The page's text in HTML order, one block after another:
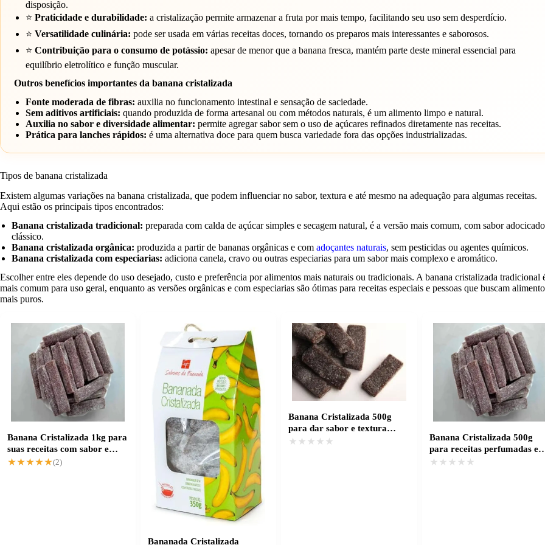
disposição.
⭐Praticidade e durabilidade: a cristalização permite armazenar a fruta por mais tempo, facilitando seu uso sem desperdício.
⭐Versatilidade culinária: pode ser usada em várias receitas doces, tornando os preparos mais interessantes e saborosos.
⭐Contribuição para o consumo de potássio: apesar de menor que a banana fresca, mantém parte deste mineral essencial para
equilíbrio eletrolítico e função muscular.
Outros benefícios importantes da banana cristalizada
Fonte moderada de fibras: auxilia no funcionamento intestinal e sensação de saciedade.
Sem aditivos artificiais: quando produzida de forma artesanal ou com métodos naturais, é um alimento limpo e natural.
Auxilia no sabor e diversidade alimentar: permite agregar sabor sem o uso de açúcares refinados diretamente nas receitas.
Prática para lanches rápidos: é uma alternativa doce para quem busca variedade fora das opções industrializadas.
Tipos de banana cristalizada
Existem algumas variações na banana cristalizada, que podem influenciar no sabor, textura e até mesmo na adequação para algumas receitas.
Aqui estão os principais tipos encontrados:
Banana cristalizada tradicional: preparada com calda de açúcar simples e secagem natural, é a versão mais comum, com sabor adocicado
clássico.
Banana cristalizada orgânica: produzida a partir de bananas orgânicas e comadoçantes naturais, sem pesticidas ou agentes químicos.
Banana cristalizada com especiarias: adiciona canela, cravo ou outras especiarias para um sabor mais complexo e aromático.
Escolher entre eles depende do uso desejado, custo e preferência por alimentos mais naturais ou tradicionais. A banana cristalizada tradicional
mais comum para uso geral, enquanto as versões orgânicas e com especiarias são ótimas para receitas especiais e pessoas que buscam
mais puros.
Banana Cristalizada 1kg para
suas receitas com sabor e
textura únicos
★★★★★
★★★★★(2)
Bananada Cristalizada
Banana Cristalizada 500g
para dar sabor e textura
incomparáveis
★★★★★
★★★★★
Banana Cristalizada 500g
para receitas perfumadas e
saborosas
★★★★★
★★★★★